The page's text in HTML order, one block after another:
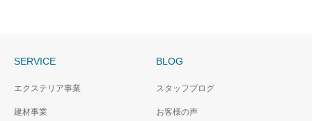
SERVICE
エクステリア事業
建材事業
BLOG
スタッフブログ
お客様の声